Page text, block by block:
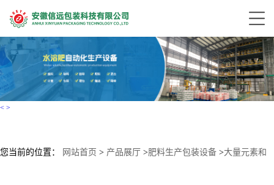
< >
您当前的位置： 网站首页 > 产品展厅 >肥料生产包装设备 >大量元素和